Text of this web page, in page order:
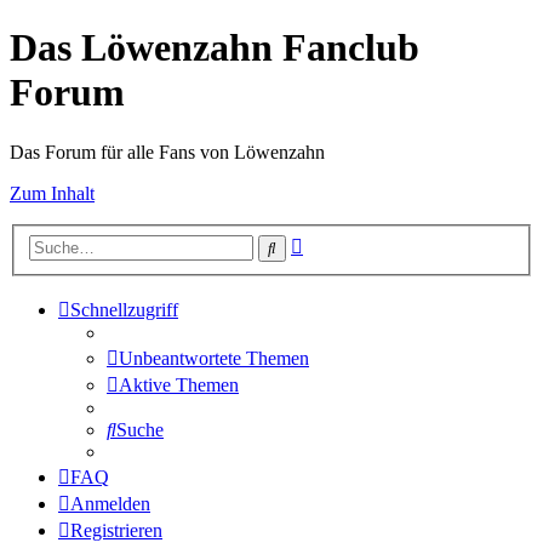
Das Löwenzahn Fanclub
Forum
Das Forum für alle Fans von Löwenzahn
Zum Inhalt
Suche
Schnellzugriff
Unbeantwortete Themen
Aktive Themen
Suche
FAQ
Anmelden
Registrieren